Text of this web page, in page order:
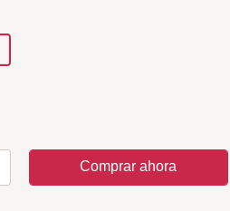
Comprar ahora